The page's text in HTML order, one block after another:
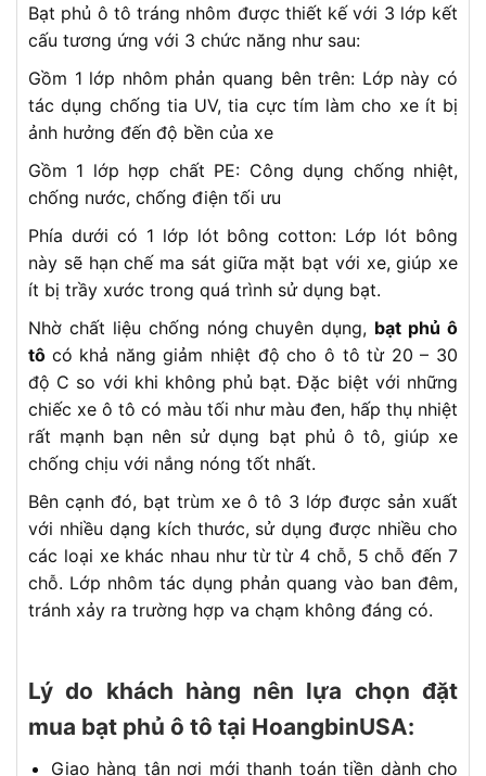
Bạt phủ ô tô tráng nhôm được thiết kế với 3 lớp kết
cấu tương ứng với 3 chức năng như sau:
Gồm 1 lớp nhôm phản quang bên trên: Lớp này có
tác dụng chống tia UV, tia cực tím làm cho xe ít bị
ảnh hưởng đến độ bền của xe
Gồm 1 lớp hợp chất PE: Công dụng chống nhiệt,
chống nước, chống điện tối ưu
Phía dưới có 1 lớp lót bông cotton: Lớp lót bông
này sẽ hạn chế ma sát giữa mặt bạt với xe, giúp xe
ít bị trầy xước trong quá trình sử dụng bạt.
Nhờ chất liệu chống nóng chuyên dụng, bạt phủ ô
tô có khả năng giảm nhiệt độ cho ô tô từ 20 – 30
độ C so với khi không phủ bạt. Đặc biệt với những
chiếc xe ô tô có màu tối như màu đen, hấp thụ nhiệt
rất mạnh bạn nên sử dụng bạt phủ ô tô, giúp xe
chống chịu với nắng nóng tốt nhất.
Bên cạnh đó, bạt trùm xe ô tô 3 lớp được sản xuất
với nhiều dạng kích thước, sử dụng được nhiều cho
các loại xe khác nhau như từ từ 4 chỗ, 5 chỗ đến 7
chỗ. Lớp nhôm tác dụng phản quang vào ban đêm,
tránh xảy ra trường hợp va chạm không đáng có.
Lý do khách hàng nên lựa chọn đặt
mua bạt phủ ô tô tại HoangbinUSA:
Giao hàng tận nơi mới thanh toán tiền dành cho